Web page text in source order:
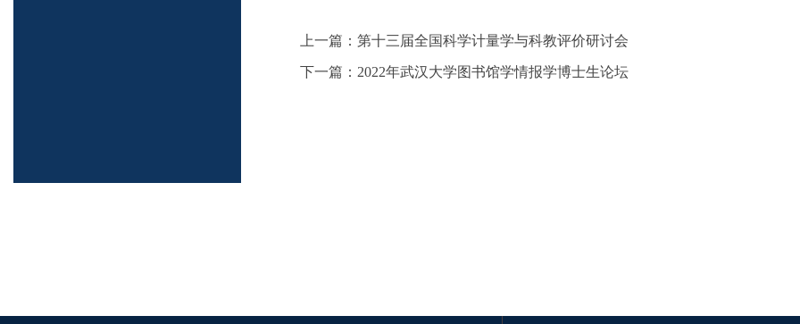
上一篇： 第十三届全国科学计量学与科教评价研讨会
下一篇： 2022年武汉大学图书馆学情报学博士生论坛